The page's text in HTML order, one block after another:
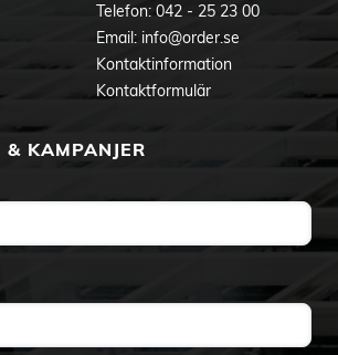
Telefon: 042 - 25 23 00
Email: info@order.se
Kontaktinformation
Kontaktformulär
& KAMPANJER